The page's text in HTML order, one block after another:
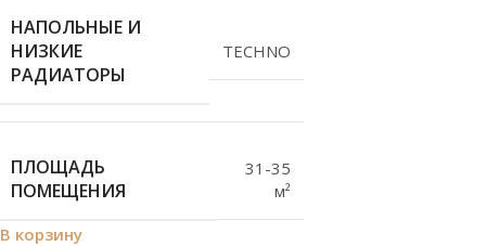
НАПОЛЬНЫЕ И
НИЗКИЕ
РАДИАТОРЫ
TECHNO
ПЛОЩАДЬ
ПОМЕЩЕНИЯ
31-35
м²
В корзину